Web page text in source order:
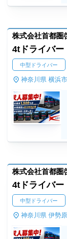
株式会社首都圏
4tドライバー
中型ドライバー
神奈川県 横浜
株式会社首都圏
4tドライバー
中型ドライバー
神奈川県 伊勢